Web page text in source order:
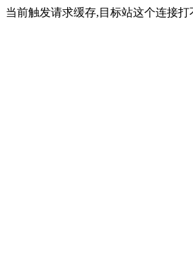
当前触发请求缓存,目标站这个连接